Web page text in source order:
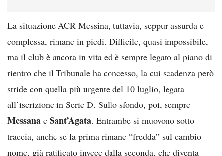
La situazione ACR Messina, tuttavia, seppur assurda e
complessa, rimane in piedi. Difficile, quasi impossibile,
ma il club è ancora in vita ed è sempre legato al piano di
rientro che il Tribunale ha concesso, la cui scadenza però
stride con quella più urgente del 10 luglio, legata
all’iscrizione in Serie D. Sullo sfondo, poi, sempre
Messana e Sant’Agata. Entrambe si muovono sotto
traccia, anche se la prima rimane “fredda” sul cambio
nome, già ratificato invece dalla seconda, che diventa